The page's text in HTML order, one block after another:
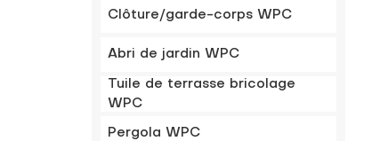
Clôture/garde-corps WPC
Abri de jardin WPC
Tuile de terrasse bricolage
WPC
Pergola WPC